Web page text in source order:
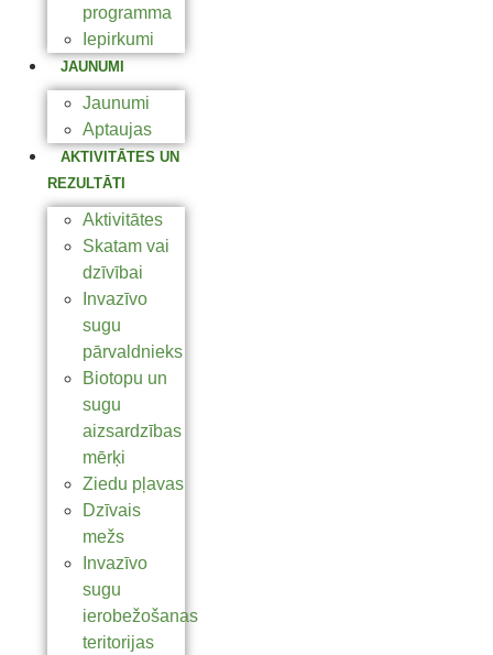
programma
Iepirkumi
JAUNUMI
Jaunumi
Aptaujas
AKTIVITĀTES UN
REZULTĀTI
Aktivitātes
Skatam vai
dzīvībai
Invazīvo
sugu
pārvaldnieks
Biotopu un
sugu
aizsardzības
mērķi
Ziedu pļavas
Dzīvais
mežs
Invazīvo
sugu
ierobežošanas
teritorijas